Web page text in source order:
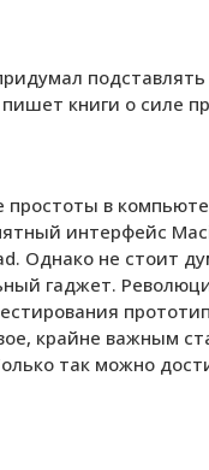
книги о силе
в
интерфейс
Однако не стоит
гаджет.
крайне важным
так можно